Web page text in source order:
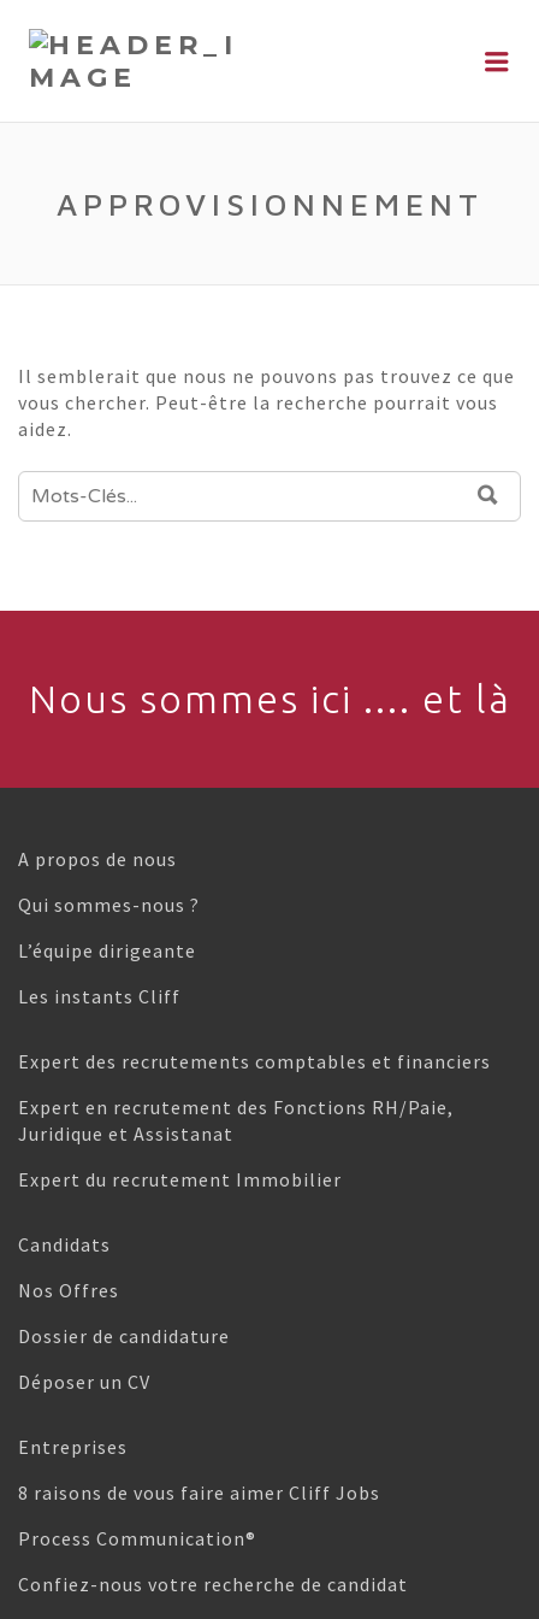
APPROVISIONNEMENT
Il semblerait que nous ne pouvons pas trouvez ce que
vous chercher. Peut-être la recherche pourrait vous
aidez.
RECHERCHE:
Nous sommes ici .... et là
A propos de nous
Qui sommes-nous ?
L’équipe dirigeante
Les instants Cliff
Expert des recrutements comptables et financiers
Expert en recrutement des Fonctions RH/Paie,
Juridique et Assistanat
Expert du recrutement Immobilier
Candidats
Nos Offres
Dossier de candidature
Déposer un CV
Entreprises
8 raisons de vous faire aimer Cliff Jobs
Process Communication®
Confiez-nous votre recherche de candidat